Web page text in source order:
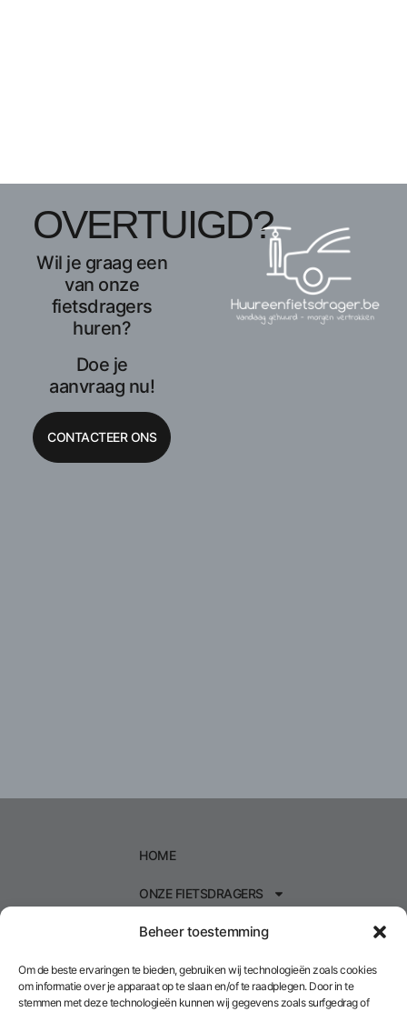
Beheer toestemming
Om de beste ervaringen te bieden, gebruiken wij technologieën zoals cookies
om informatie over je apparaat op te slaan en/of te raadplegen. Door in te
stemmen met deze technologieën kunnen wij gegevens zoals surfgedrag of
OVERTUIGD?
Wil je graag een
van onze
fietsdragers
huren?
Doe je
aanvraag nu!
CONTACTEER ONS
HOME
ONZE FIETSDRAGERS
TREKHAAKDRAGERS
KOFFERDRAGERS
ONZE ACCESSOIRES